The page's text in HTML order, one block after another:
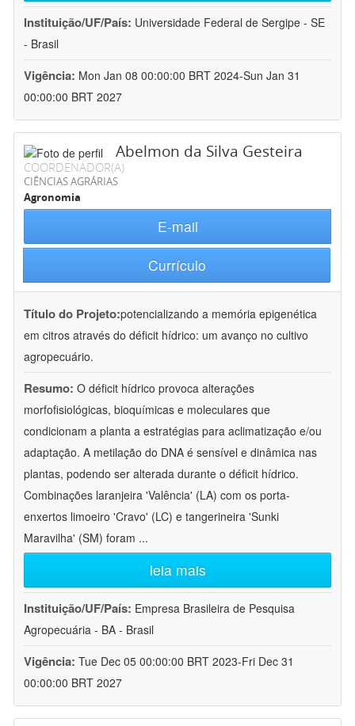
Instituição/UF/País: Universidade Federal de Sergipe - SE
- Brasil
Vigência: Mon Jan 08 00:00:00 BRT 2024-Sun Jan 31
00:00:00 BRT 2027
Abelmon da Silva Gesteira
COORDENADOR(A)
CIÊNCIAS AGRÁRIAS
Agronomia
E-mail
Currículo
Título do Projeto:potencializando a memória epigenética
em citros através do déficit hídrico: um avanço no cultivo
agropecuário.
Resumo: O déficit hídrico provoca alterações
morfofisiológicas, bioquímicas e moleculares que
condicionam a planta a estratégias para aclimatização e/ou
adaptação. A metilação do DNA é sensível e dinâmica nas
plantas, podendo ser alterada durante o déficit hídrico.
Combinações laranjeira 'Valência' (LA) com os porta-
enxertos limoeiro 'Cravo' (LC) e tangerineira 'Sunki
Maravilha' (SM) foram ...
leia mais
Instituição/UF/País: Empresa Brasileira de Pesquisa
Agropecuária - BA - Brasil
Vigência: Tue Dec 05 00:00:00 BRT 2023-Fri Dec 31
00:00:00 BRT 2027